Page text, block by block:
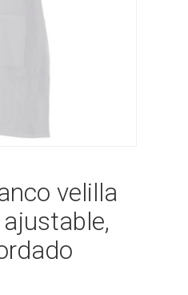
velilla